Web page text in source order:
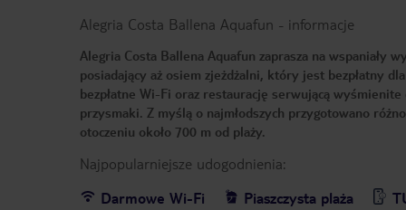
Alegria Costa Ballena Aquafun - informacje
Alegria Costa Ballena Aquafun zaprasza na wspaniały
posiadający aż osiem zjeżdżalni, który jest bezpłatny
bezpłatne Wi-Fi oraz restaurację serwującą
przysmaki. Z myślą o najmłodszych przygotowano
otoczeniu około 700 m od plaży.
Najpopularniejsze udogodnienia:
Darmowe Wi-Fi
Piaszczysta plaża